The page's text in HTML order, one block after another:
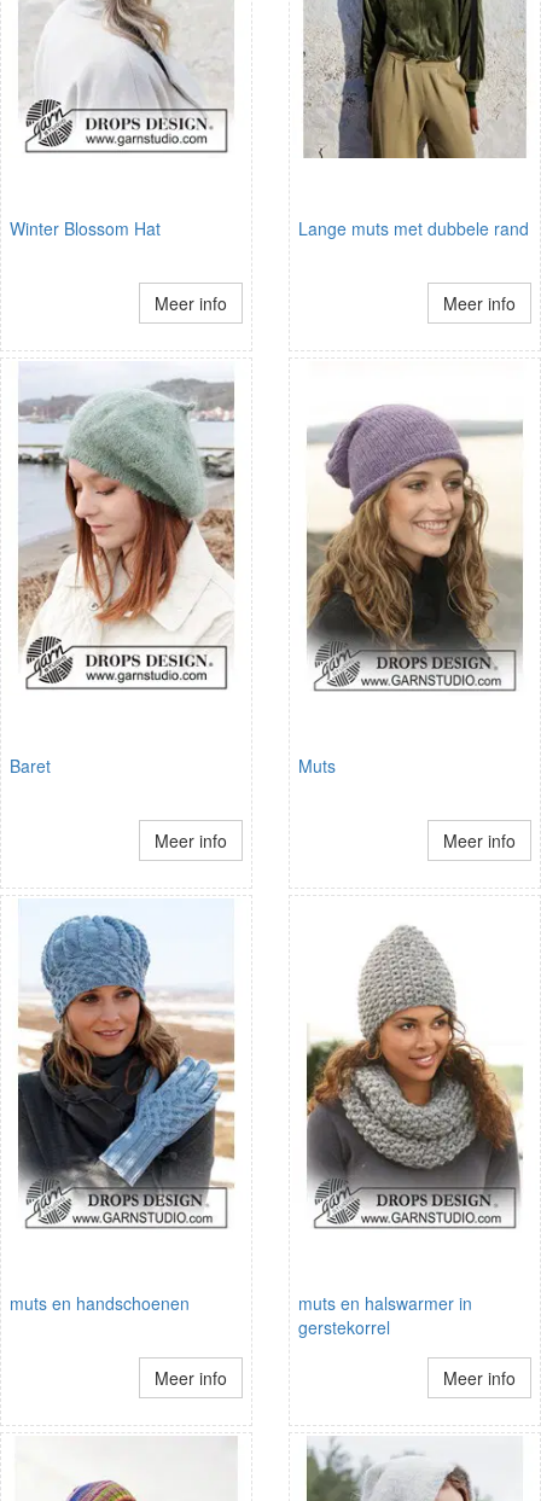
Winter Blossom Hat
Meer info
Lange muts met dubbele rand
Meer info
Baret
Meer info
Muts
Meer info
muts en handschoenen
Meer info
muts en halswarmer in
gerstekorrel
Meer info